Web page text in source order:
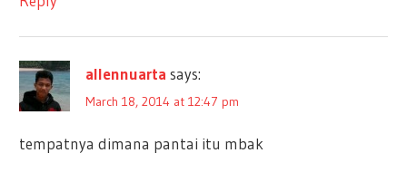
allennuarta says:
March 18, 2014 at 12:47 pm
tempatnya dimana pantai itu mbak